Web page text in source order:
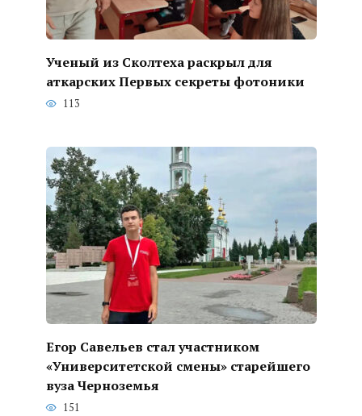
Ученый из Сколтеха раскрыл для
аткарских Первых секреты фотоники
113
Егор Савельев стал участником
«Университетской смены» старейшего
вуза Черноземья
151